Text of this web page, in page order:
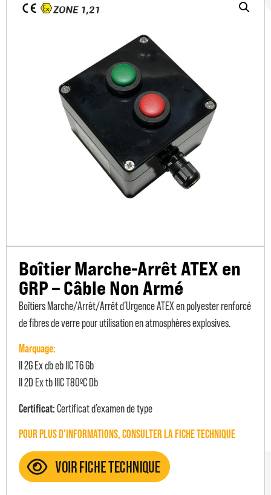
Boîtier Marche-Arrêt ATEX en
GRP – Câble Non Armé
Boîtiers Marche/Arrêt/Arrêt d’Urgence ATEX en polyester renforcé
de fibres de verre pour utilisation en atmosphères explosives.
Marquage:
II 2G Ex db eb IIC T6 Gb
II 2D Ex tb IIIC T80ºC Db
Certificat:Certificat d’examen de type
POUR PLUS D’INFORMATIONS, CONSULTER LA FICHE TECHNIQUE